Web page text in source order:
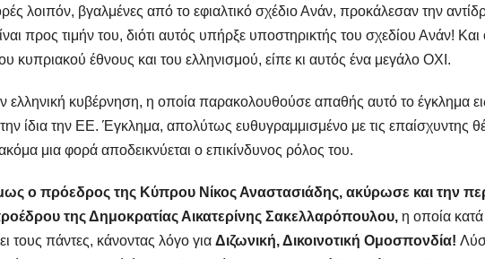
λοιπόν, βγαλμένες από το εφιαλτικό σχέδιο Ανάν, προκάλεσαν την
προς τιμήν του, διότι αυτός υπήρξε υποστηρικτής του σχεδίου Ανάν!
κυπριακού έθνους και του ελληνισμού, είπε κι αυτός ένα μεγάλο ΟΧΙ.
ελληνική κυβέρνηση, η οποία παρακολουθούσε απαθής αυτό το έγκλημα
ίδια την ΕΕ. Έγκλημα, απολύτως ευθυγραμμισμένο με τις επαίσχυντης
μια φορά αποδεικνύεται ο επικίνδυνος ρόλος του.
ο πρόεδρος της Κύπρου Νίκος Αναστασιάδης, ακύρωσε και την
της Δημοκρατίας Αικατερίνης Σακελλαρόπουλου, η οποία
τους πάντες, κάνοντας λόγο για Διζωνική, Δικοινοτική Ομοσπονδία!